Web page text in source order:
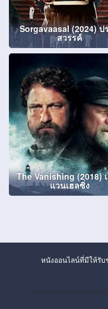
Sorgavaasal (2024) ป
สวรรค์
The Vanishing (2018)
แวนเฮลซิ่ง
หนังออนไลน์ที่มีให้รับ